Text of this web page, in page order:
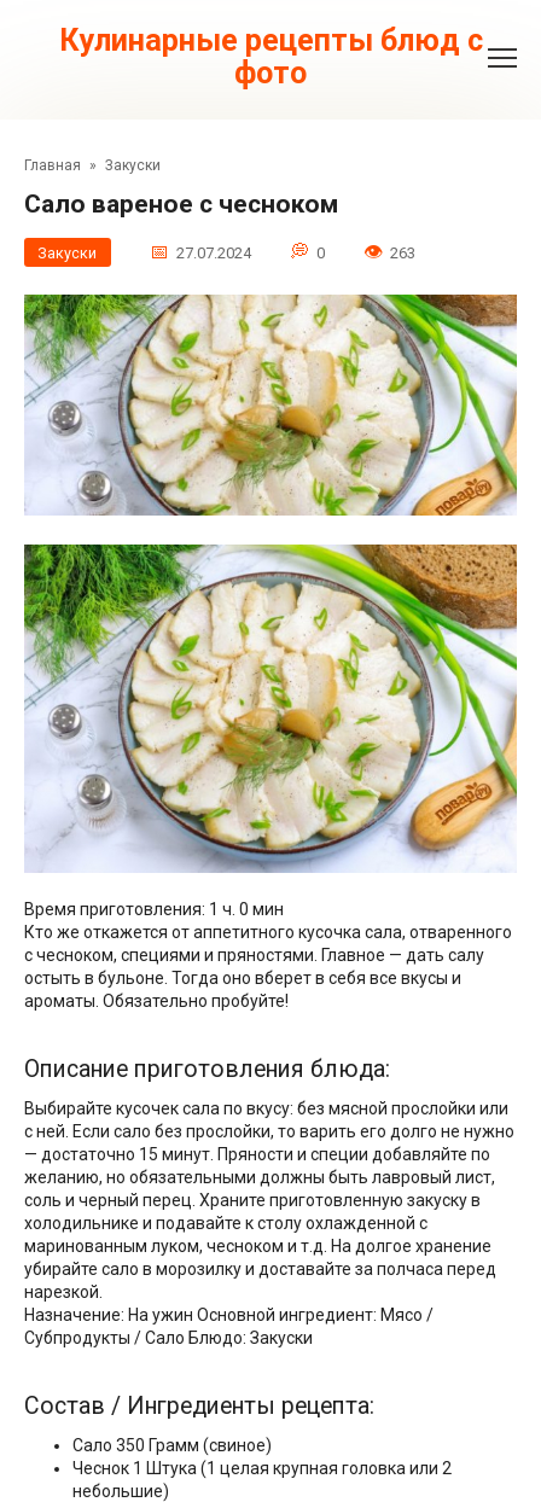
контентуКулинарные рецепты блюд с
фото
Главная » Закуски
Сало вареное с чесноком
Закуски 27.07.2024 0 263
Время приготовления: 1 ч. 0 мин
Кто же откажется от аппетитного кусочка сала, отваренного
с чесноком, специями и пряностями. Главное — дать салу
остыть в бульоне. Тогда оно вберет в себя все вкусы и
ароматы. Обязательно пробуйте!
Описание приготовления блюда:
Выбирайте кусочек сала по вкусу: без мясной прослойки или
с ней. Если сало без прослойки, то варить его долго не нужно
— достаточно 15 минут. Пряности и специи добавляйте по
желанию, но обязательными должны быть лавровый лист,
соль и черный перец. Храните приготовленную закуску в
холодильнике и подавайте к столу охлажденной с
маринованным луком, чесноком и т.д. На долгое хранение
убирайте сало в морозилку и доставайте за полчаса перед
нарезкой.
Назначение: На ужин Основной ингредиент: Мясо /
Субпродукты / Сало Блюдо: Закуски
Состав / Ингредиенты рецепта:
Сало 350 Грамм (свиное)
Чеснок 1 Штука (1 целая крупная головка или 2
небольшие)